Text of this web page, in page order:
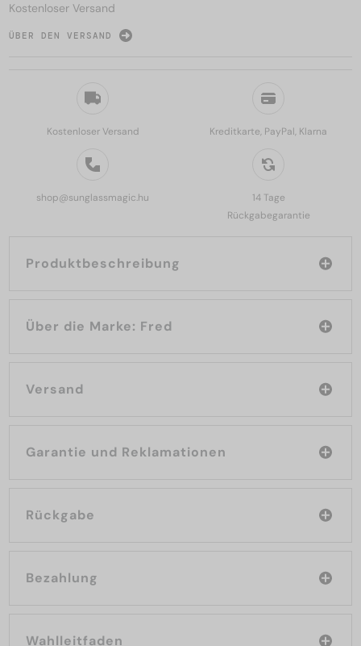
Kostenloser Versand Kreditkarte, PayPal, Klarna
shop@sunglassmagic.hu
14 Tage
Rückgabegarantie
Produktbeschreibung
Über die Marke: Fred
Versand
Garantie und Reklamationen
Rückgabe
Bezahlung
Wahlleitfaden
Kostenloser Versand
ÜBER DEN VERSAND